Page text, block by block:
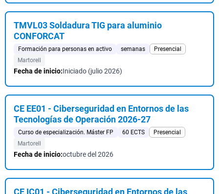
TMVL03 Soldadura TIG para aluminio
CONFORCAT
Formación para personas en activo semanas
Presencial
Martorell
Fecha de inicio:Iniciado (julio 2026)
CE EE01 - Ciberseguridad en Entornos de las
Tecnologías de Operación 2026-27
Curso de especialización. Máster FP 60 ECTS
Presencial
Martorell
Fecha de inicio:octubre del 2026
CE IC01 - Ciberseguridad en Entornos de las